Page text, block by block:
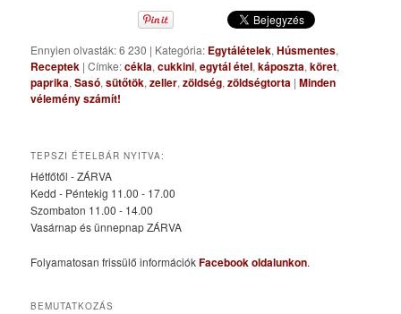
Ennyien olvasták: 6 230 | Kategória: Egytálételek,Húsmentes,
Receptek |Címke:cékla,cukkini,egytál étel,káposzta,köret,
paprika,Sasó,sütőtök,zeller,zöldség,zöldségtorta |Minden
vélemény számít!
TEPSZI ÉTELBÁR NYITVA:
Hétfőtől - ZÁRVA
Kedd - Péntekig 11.00 - 17.00
Szombaton 11.00 - 14.00
Vasárnap és ünnepnap ZÁRVA
Folyamatosan frissülő információkFacebook oldalunkon.
BEMUTATKOZÁS